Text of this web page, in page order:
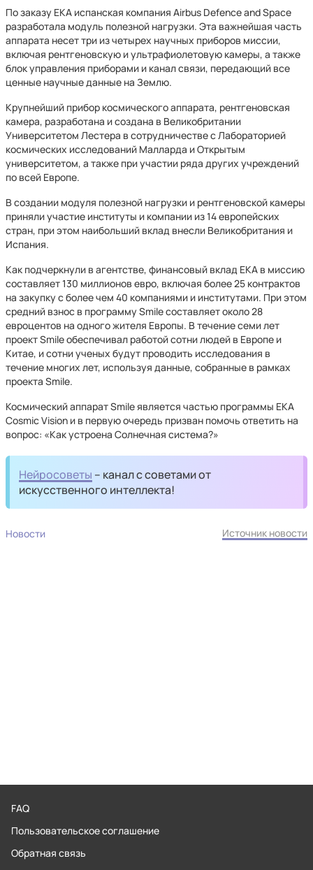
По заказу ЕКА испанская компания Airbus Defence and Space
разработала модуль полезной нагрузки. Эта важнейшая часть
аппарата несет три из четырех научных приборов миссии,
включая рентгеновскую и ультрафиолетовую камеры, а также
блок управления приборами и канал связи, передающий все
ценные научные данные на Землю.
Крупнейший прибор космического аппарата, рентгеновская
камера, разработана и создана в Великобритании
Университетом Лестера в сотрудничестве с Лабораторией
космических исследований Малларда и Открытым
университетом, а также при участии ряда других учреждений
по всей Европе.
В создании модуля полезной нагрузки и рентгеновской камеры
приняли участие институты и компании из 14 европейских
стран, при этом наибольший вклад внесли Великобритания и
Испания.
Как подчеркнули в агентстве, финансовый вклад ЕКА в миссию
составляет 130 миллионов евро, включая более 25 контрактов
на закупку с более чем 40 компаниями и институтами. При этом
средний взнос в программу Smile составляет около 28
евроцентов на одного жителя Европы. В течение семи лет
проект Smile обеспечивал работой сотни людей в Европе и
Китае, и сотни ученых будут проводить исследования в
течение многих лет, используя данные, собранные в рамках
проекта Smile.
Космический аппарат Smile является частью программы EКА
Cosmic Vision и в первую очередь призван помочь ответить на
вопрос: «Как устроена Солнечная система?»
Нейросоветы – канал с советами от
искусственного интеллекта!
Новости Источник новости
FAQ
Пользовательское соглашение
Обратная связь